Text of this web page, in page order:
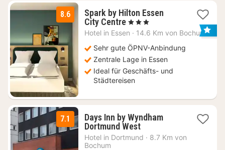
8.6
Spark by Hilton Essen
City Centre3
Nächte
52,15
€
, 3 Sterne
Hotel in Essen · 14.6 Km von Bochum
Sehr gute ÖPNV-Anbindung
Zentrale Lage in Essen
Ideal für Geschäfts- und
Städtereisen
7.1
Days Inn by Wyndham
Dortmund West1
Nacht
Hotel in Dortmund · 8.7 Km von
Bochum